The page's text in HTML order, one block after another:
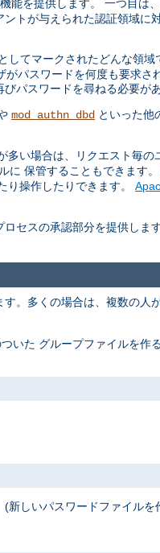
能を提供します。 一つ目は
トが与えられた認証領域に
してマークされたどんな領
パスワードを何度も要求さ
パスワードを尋ねる必要があ
mod_authn_dbd といった他
い場合は、リクエスト毎の
に 保管することもできます。
り操作したりできます。
セスの承認部分を提供しま
。多くの場合は、複数の人
いた グループファイルを作
新しいパスワードファイルを